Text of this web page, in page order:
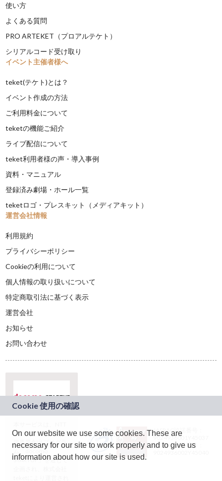
使い方
よくある質問
PRO ARTEKET（プロアルテケト）
シリアルコード受け取り
イベント主催者様へ
teket(テケト)とは？
イベント作成の方法
ご利用料金について
teketの機能ご紹介
ライブ配信について
teket利用者様の声・導入事例
資料・マニュアル
登録済み劇場・ホール一覧
teketロゴ・プレスキット（メディアキット）
運営会社情報
利用規約
プライバシーポリシー
Cookieの利用について
個人情報の取り扱いについて
特定商取引法に基づく表示
運営会社
お知らせ
お問い合わせ
ドコモグループの新
規事業創出プログラ
ム「docomo
STARTUP」を通じて
JASRAC許諾番号：
9024936001Y45037
JASRAC許諾番号：
On our website we use some cookies. These are
necessary for our site to work properly and to give us
information about how our site is used.